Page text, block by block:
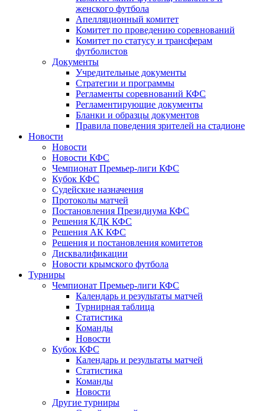
женского футбола
Апелляционный комитет
Комитет по проведению соревнований
Комитет по статусу и трансферам
футболистов
Документы
Учредительные документы
Стратегии и программы
Регламенты соревнований КФС
Регламентирующие документы
Бланки и образцы документов
Правила поведения зрителей на стадионе
Новости
Новости
Новости КФС
Чемпионат Премьер-лиги КФС
Кубок КФС
Судейские назначения
Протоколы матчей
Постановления Президиума КФС
Решения КДК КФС
Решения АК КФС
Решения и постановления комитетов
Дисквалификации
Новости крымского футбола
Турниры
Чемпионат Премьер-лиги КФС
Календарь и результаты матчей
Турнирная таблица
Статистика
Команды
Новости
Кубок КФС
Календарь и результаты матчей
Статистика
Команды
Новости
Другие турниры